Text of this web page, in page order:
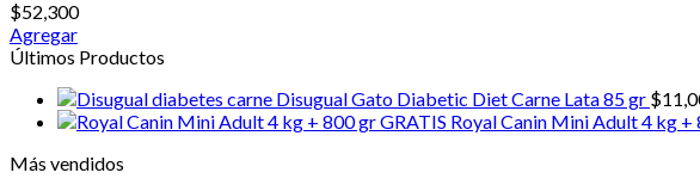
$52,300
Agregar
Últimos Productos
Disugual Gato Diabetic Diet Carne Lata 85 gr $
Royal Canin Mini Adult 4 kg +
Más vendidos